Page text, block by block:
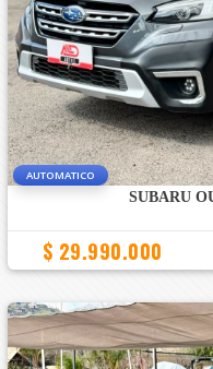
AUTOMATICO
SUBARU
$ 29.990.000